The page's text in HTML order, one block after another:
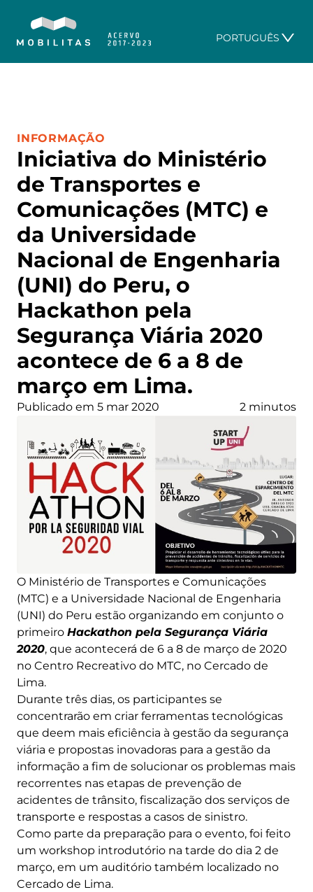
PORTUGUÊS
Iniciativa do Ministério
de Transportes e
Comunicações (MTC) e
da Universidade
Nacional de Engenharia
(UNI) do Peru, o
Hackathon pela
Segurança Viária 2020
acontece de 6 a 8 de
março em Lima.
CATEGORIA:
INFORMAÇÃO
Publicado em 5 mar 2020 2 minutos
O Ministério de Transportes e Comunicações
(MTC) e a Universidade Nacional de Engenharia
(UNI) do Peru estão organizando em conjunto o
primeiro Hackathon pela Segurança Viária
2020, que acontecerá de 6 a 8 de março de 2020
no Centro Recreativo do MTC, no Cercado de
Lima.
Durante três dias, os participantes se
concentrarão em criar ferramentas tecnológicas
que deem mais eficiência à gestão da segurança
viária e propostas inovadoras para a gestão da
informação a fim de solucionar os problemas mais
recorrentes nas etapas de prevenção de
acidentes de trânsito, fiscalização dos serviços de
transporte e respostas a casos de sinistro.
Como parte da preparação para o evento, foi feito
um workshop introdutório na tarde do dia 2 de
março, em um auditório também localizado no
Cercado de Lima.